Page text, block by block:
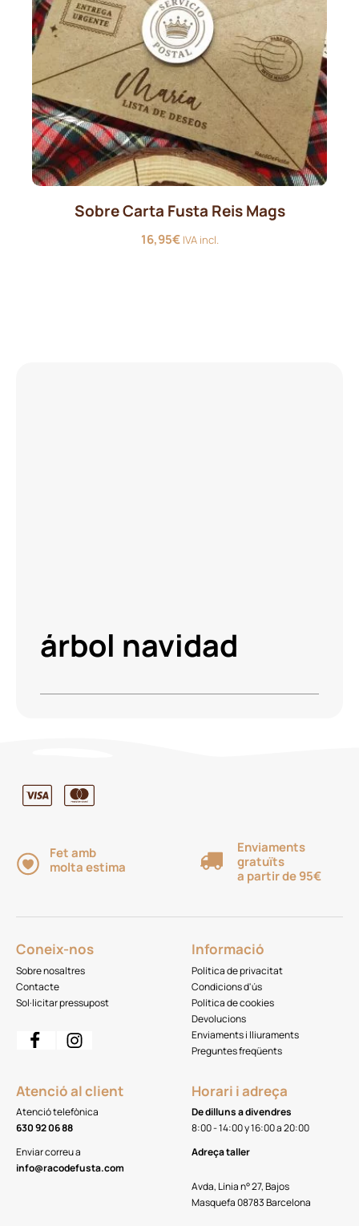
Sobre Carta Fusta Reis Mags
16,95€ IVA incl.
árbol navidad
Fet amb
molta estima
Enviaments
gratuïts
a partir de 95€
Coneix-nos
Sobre nosaltres
Contacte
Sol·licitar pressupost
Informació
Política de privacitat
Condicions d'ús
Política de cookies
Devolucions
Enviaments i lliuraments
Preguntes freqüents
Atenció al client
Atenció telefònica
630 92 06 88
Enviar correu a
info@racodefusta.com
Horari i adreça
De dilluns a divendres
8:00 - 14:00 y 16:00 a 20:00
Adreça taller
Avda, Línia n° 27, Bajos
Masquefa 08783 Barcelona